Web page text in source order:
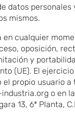
datos personales
mismos.
en cualquier
oposición,
y
(UE). El
el propio usuario a
o en
13, 6ª Planta,